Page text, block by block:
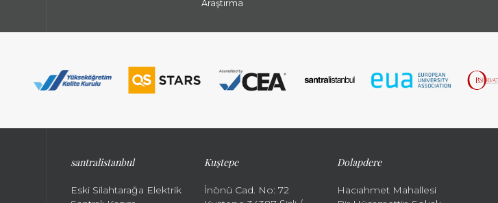
Araştırma
santralistanbul
Eski Silahtarağa Elektrik
Kuştepe
İnönü Cad. No: 72
Dolapdere
Hacıahmet Mahallesi